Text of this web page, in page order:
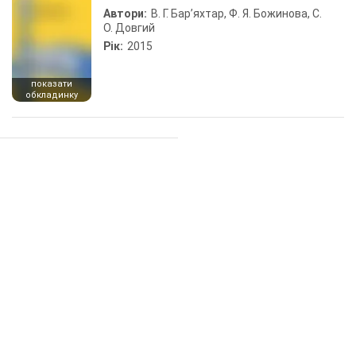
показати
обкладинку
Автори: В. Г. Бар’яхтар, Ф. Я. Божинова, С.
О. Довгий
Рік: 2015